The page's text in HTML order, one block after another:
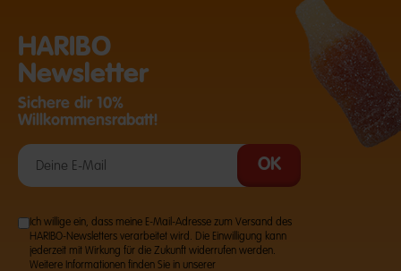
HARIBO
Newsletter
Sichere dir 10%
Willkommensrabatt!
Ich willige ein, dass meine E-Mail-Adresse zum Versand des
HARIBO-Newsletters verarbeitet wird. Die Einwilligung kann
jederzeit mit Wirkung für die Zukunft widerrufen werden.
Weitere Informationen finden Sie in unserer